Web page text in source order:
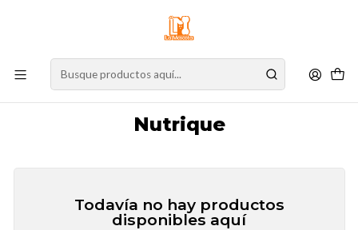
Nuestro stock online es independiente de la tienda física.
Compre por la web para garantizar sus productos y espere nuestra
Inicio Marcas
Nutrique
Todavía no hay productos
disponibles aquí